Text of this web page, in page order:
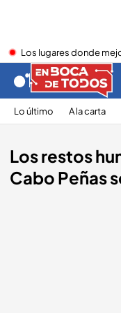
Los lugares donde
Lo último A la carta
Los restos
Cabo Peñas